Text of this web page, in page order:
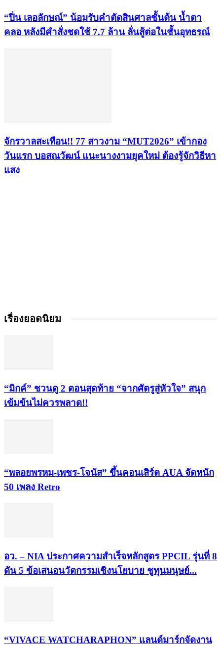
“ปิ่น เลอลักษณ์” น้อมรับคำตัดสินศาลชั้นต้น น้ำตา
คลอ หลังมีคำสั่งชดใช้ 7.7 ล้าน ลั่นสู้ต่อในชั้นอุทธรณ์
จักรวาลสะเทือน!! 77 สาวงาม “MUT2026” เข้ากอง
วันแรก บอสณวัฒน์ แนะนางงามยุคใหม่ ต้องรู้จักวิธีหา
แสง
เรื่องยอดนิยม
“มิกค์” ชวนดู 2 ตอนสุดท้าย “จากศัตรูสู่หัวใจ” สนุก
เข้มข้นไม่ควรพลาด!!
“พลอยพรหม-เพชร-โจนัส” ขึ้นคอนเสิร์ต AUA จัดหนัก
50 เพลง Retro
อว. – NIA ประกาศความสำเร็จหลักสูตร PPCIL รุ่นที่ 8
ดัน 5 ข้อเสนอนวัตกรรมเชิงนโยบาย ชูทุนมนุษย์...
“VIVACE WATCHARAPHON” แลนด์มาร์กจัดงาน